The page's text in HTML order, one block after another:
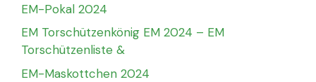
EM-Pokal 2024
EM Torschützenkönig EM 2024 – EM
Torschützenliste &
EM-Maskottchen 2024